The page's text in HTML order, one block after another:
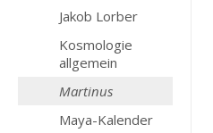
Jakob Lorber
Kosmologie
allgemein
Martinus
Maya-Kalender